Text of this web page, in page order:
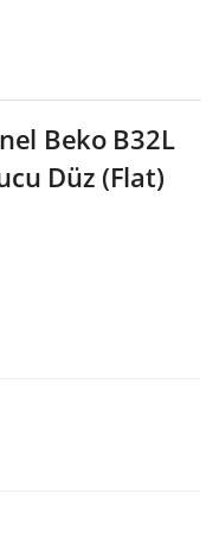
Beko B32L
Düz (Flat)